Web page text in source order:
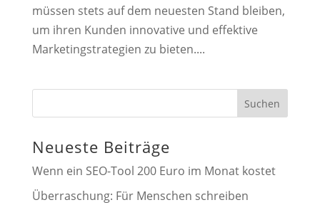
müssen stets auf dem neuesten Stand bleiben,
um ihren Kunden innovative und effektive
Marketingstrategien zu bieten....
Suchen
Neueste Beiträge
Wenn ein SEO-Tool 200 Euro im Monat kostet
Überraschung: Für Menschen schreiben